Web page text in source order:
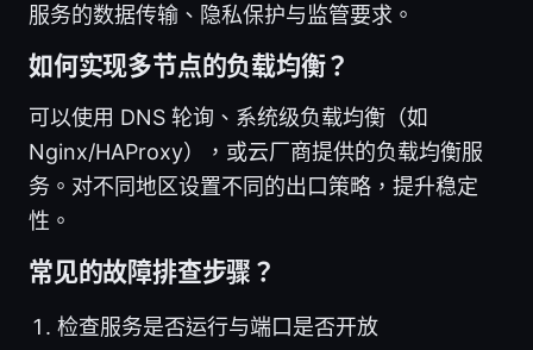
服务的数据传输、隐私保护与监管要求。
如何实现多节点的负载均衡？
可以使用 DNS 轮询、系统级负载均衡（如
Nginx/HAProxy），或云厂商提供的负载均衡服
务。对不同地区设置不同的出口策略，提升稳定
性。
常见的故障排查步骤？
检查服务是否运行与端口是否开放